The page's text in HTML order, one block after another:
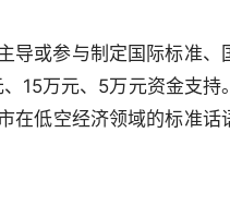
导或参与制定国际标准、
15万元、5万元资金支持
在低空经济领域的标准话